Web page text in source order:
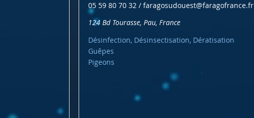
05 59 80 70 32 / faragosudouest@faragofrance.fr
124 Bd Tourasse, Pau, France
Désinfection, Désinsectisation, Dératisation
Guêpes
Pigeons